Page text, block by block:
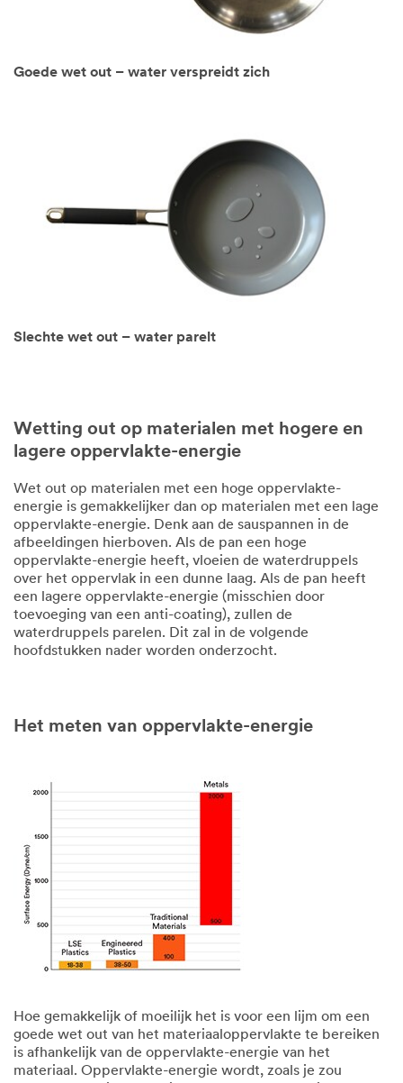
Goede wet out – water verspreidt zich
Slechte wet out – water parelt
Wetting out op materialen met hogere en
lagere oppervlakte-energie
Wet out op materialen met een hoge oppervlakte-
energie is gemakkelijker dan op materialen met een lage
oppervlakte-energie. Denk aan de sauspannen in de
afbeeldingen hierboven. Als de pan een hoge
oppervlakte-energie heeft, vloeien de waterdruppels
over het oppervlak in een dunne laag. Als de pan heeft
een lagere oppervlakte-energie (misschien door
toevoeging van een anti-coating), zullen de
waterdruppels parelen. Dit zal in de volgende
hoofdstukken nader worden onderzocht.
Het meten van oppervlakte-energie
Hoe gemakkelijk of moeilijk het is voor een lijm om een
goede wet out van het materiaaloppervlakte te bereiken
is afhankelijk van de oppervlakte-energie van het
materiaal. Oppervlakte-energie wordt, zoals je zou